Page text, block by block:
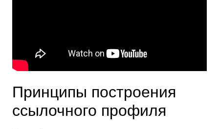
Принципы построения
ссылочного профиля